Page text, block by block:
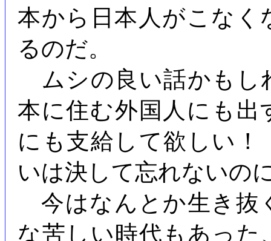
本から日本人がこなく
るのだ。
ムシの良い話かもし
本に住む外国人にも出
にも支給して欲しい
いは決して忘れない
今はなんとか生き抜
な苦しい時代もあっ